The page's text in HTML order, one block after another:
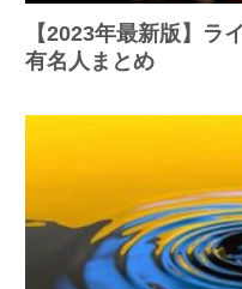
【2023年最新版】ラ
有名人まとめ